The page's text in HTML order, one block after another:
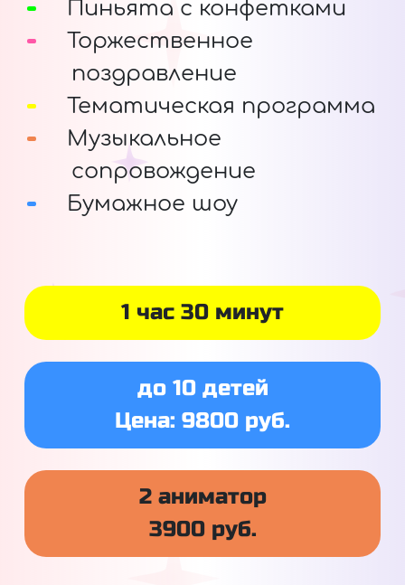
Пиньята с конфетками
Торжественное
поздравление
Тематическая программа
Музыкальное
сопровождение
Бумажное шоу
1 час 30 минут
до 10 детей
Цена: 9800 руб.
2 аниматор
3900 руб.